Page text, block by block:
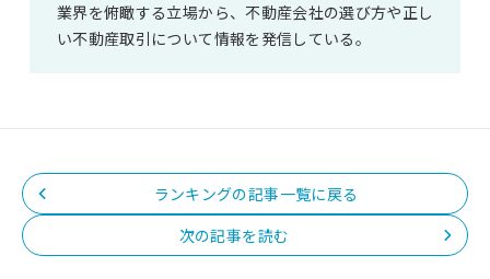
業界を俯瞰する立場から、不動産会社の選び方や正し
い不動産取引について情報を発信している。
ランキングの記事一覧に戻る
次の記事を読む